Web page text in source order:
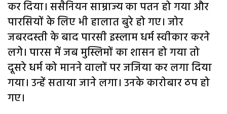
कर दिया। ससैनियन साम्राज्य का पतन हो गया और
पारसियों के लिए भी हालात बुरे हो गए। जोर
जबरदस्ती के बाद पारसी इस्लाम धर्म स्वीकार करने
लगे। पारस में जब मुस्लिमों का शासन हो गया तो
दूसरे धर्म को मानने वालों पर जजिया कर लगा दिया
गया। उन्हें सताया जाने लगा। उनके कारोबार ठप हो
गए।